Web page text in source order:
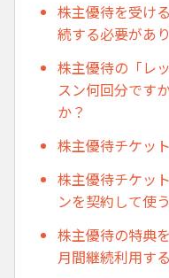
株主優待を受け
続する必要があ
株主優待の「レ
スン何回分です
か？
株主優待チケッ
株主優待チケッ
ンを契約して使
株主優待の特典
月間継続利用す